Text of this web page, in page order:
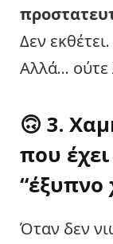
Δεν
Αλλά… ούτε
🙃 3.
που
“έξυπνο
Όταν δεν